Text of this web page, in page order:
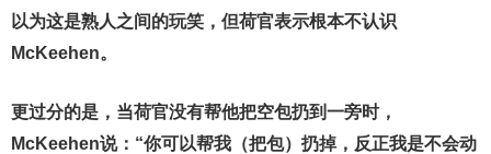
以为这是熟人之间的玩笑，但荷官表示根本不认识
McKeehen。
更过分的是，当荷官没有帮他把空包扔到一旁时，
McKeehen说：“你可以帮我（把包）扔掉，反正我是不会动